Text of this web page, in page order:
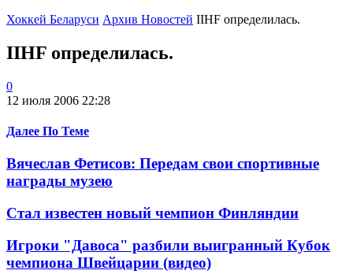
Хоккей Беларуси Архив Новостей IIHF определилась.
IIHF определилась.
0
12 июля 2006 22:28
Далее По Теме
Вячеслав Фетисов: Передам свои спортивные
награды музею
Стал известен новый чемпион Финляндии
Игроки "Давоса" разбили выигранный Кубок
чемпиона Швейцарии (видео)